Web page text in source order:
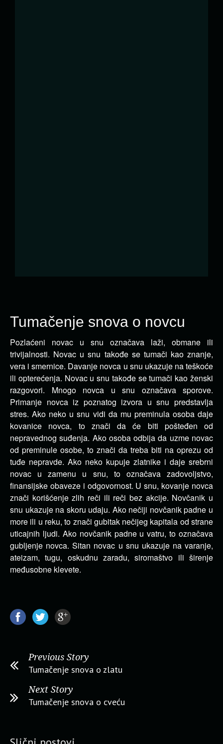
Tumačenje snova o novcu
Pozlaćeni novac u snu označava laži, obmane ili
trivijalnosti. Novac u snu takođe se tumači kaoznanje,
vera i smernice. Davanje novca u snu ukazuje na teškoće
ili opterećenja. Novac u snu takođe se tumači kao ženski
razgovori. Mnogo novca u snu označava sporove.
Primanje novca iz poznatog izvora u snu predstavlja
stres. Ako neko u snu vidi da mu preminula osoba daje
kovanice novca, to znači da će biti pošteđen od
nepravednog suđenja. Ako osoba odbija da uzme novac
od preminule osobe, to znači da treba biti na oprezu od
tuđe nepravde. Ako neko kupuje zlatnike i daje srebrni
novac u zamenu u snu, to označava zadovoljstvo,
finansijske obaveze i odgovornost. U snu, kovanje novca
znači korišćenje zlih reči ili reči bez akcije. Novčanik u
snu ukazuje na skoru udaju. Ako nečiji novčanik padne u
more ili u reku, to znači gubitak nečijeg kapitala od strane
uticajnih ljudi. Ako novčanik padne u vatru, to označava
gubljenje novca. Sitan novac u snu ukazuje na varanje,
ateizam, tugu, oskudnu zaradu, siromaštvo ili širenje
međusobne klevete.
Previous Story
Tumačenje snova o zlatu
Next Story
Tumačenje snova o cveću